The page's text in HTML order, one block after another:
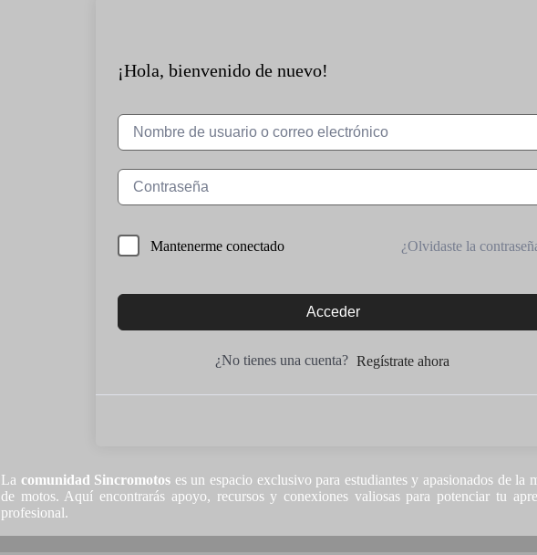
¡Hola, bienvenido de nuevo!
Mantenerme conectado ¿Olvidaste la
Acceder
¿No tienes una cuenta? Regístrate ahora
La comunidad Sincromotos es un espacio exclusivo para estudiantes y apasionados de la
de motos. Aquí encontrarás apoyo, recursos y conexiones valiosas para potenciar tu
profesional.